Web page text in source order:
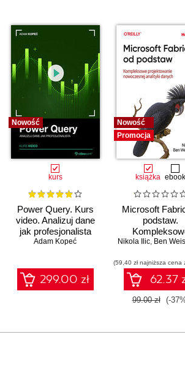
OGLĄDAJ »
Johnston
Nowość
kurs
Power Query. Kurs
video. Analizuj dane
jak profesjonalista
Adam Kopeć
299.00 zł
Nowość
Promocja
książka ebook
Microsoft
podstaw.
analityki
Nikola Ilic, Ben
(59,40 zł najniższa cena
62.37
99.00 zł (-